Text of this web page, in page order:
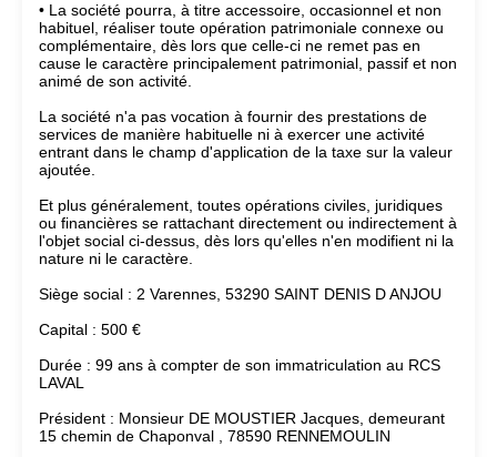
• La société pourra, à titre accessoire, occasionnel et non
habituel, réaliser toute opération patrimoniale connexe ou
complémentaire, dès lors que celle-ci ne remet pas en
cause le caractère principalement patrimonial, passif et non
animé de son activité.
La société n'a pas vocation à fournir des prestations de
services de manière habituelle ni à exercer une activité
entrant dans le champ d'application de la taxe sur la valeur
ajoutée.
Et plus généralement, toutes opérations civiles, juridiques
ou financières se rattachant directement ou indirectement à
l'objet social ci-dessus, dès lors qu'elles n'en modifient ni la
nature ni le caractère.
Siège social : 2 Varennes, 53290 SAINT DENIS D ANJOU
Capital : 500 €
Durée : 99 ans à compter de son immatriculation au RCS
LAVAL
Président : Monsieur DE MOUSTIER Jacques, demeurant
15 chemin de Chaponval , 78590 RENNEMOULIN